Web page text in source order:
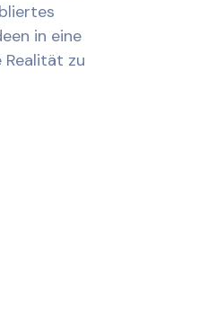
in eine
Realität zu